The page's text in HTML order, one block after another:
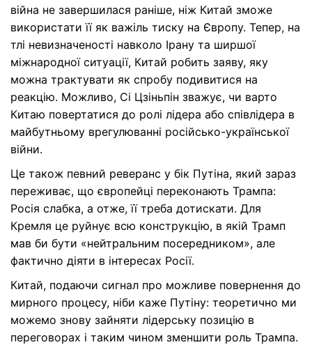
війна не завершилася раніше, ніж Китай зможе
використати її як важіль тиску на Європу. Тепер, на
тлі невизначеності навколо Ірану та ширшої
міжнародної ситуації, Китай робить заяву, яку
можна трактувати як спробу подивитися на
реакцію. Можливо, Сі Цзіньпін зважує, чи варто
Китаю повертатися до ролі лідера або співлідера в
майбутньому врегулюванні російсько-української
війни.
Це також певний реверанс у бік Путіна, який зараз
переживає, що європейці переконають Трампа:
Росія слабка, а отже, її треба дотискати. Для
Кремля це руйнує всю конструкцію, в якій Трамп
мав би бути «нейтральним посередником», але
фактично діяти в інтересах Росії.
Китай, подаючи сигнал про можливе повернення до
мирного процесу, ніби каже Путіну: теоретично ми
можемо знову зайняти лідерську позицію в
переговорах і таким чином зменшити роль Трампа.